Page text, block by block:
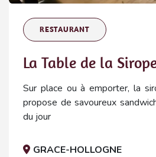
RESTAURANT
La Table de la
Sur place ou à emporter, la
propose de savoureux
du jour
GRACE-HOLLOGNE